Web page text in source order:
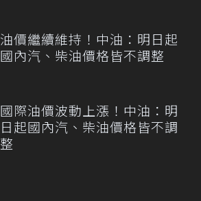
油價繼續維持！中油：明日起
國內汽、柴油價格皆不調整
國際油價波動上漲！中油：明
日起國內汽、柴油價格皆不調
整